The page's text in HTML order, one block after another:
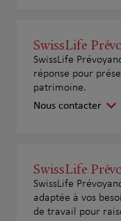
SwissLife
SwissLife
réponse pour
patrimoine.
Nous contacter
SwissLife
SwissLife
adaptée à vos
de travail pour